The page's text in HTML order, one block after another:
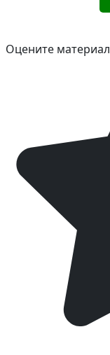
Оцените материал